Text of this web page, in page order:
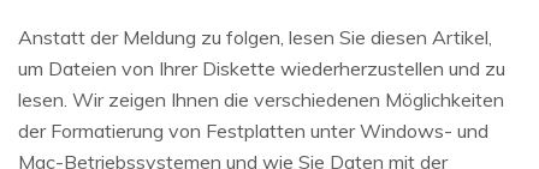
Anstatt der Meldung zu folgen, lesen Sie diesen Artikel,
um Dateien von Ihrer Diskette wiederherzustellen und zu
lesen. Wir zeigen Ihnen die verschiedenen Möglichkeiten
der Formatierung von Festplatten unter Windows- und
Mac-Betriebssystemen und wie Sie Daten mit der